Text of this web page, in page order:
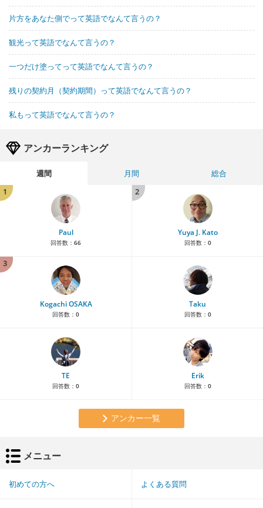
片方をあなた側でって英語でなんて言うの？
観光って英語でなんて言うの？
一つだけ塗ってって英語でなんて言うの？
残りの契約月（契約期間）って英語でなんて言うの？
私もって英語でなんて言うの？
アンカーランキング
週間 月間
総合
1
Paul
回答数： 66
2
Yuya J. Kato
回答数： 0
3
Kogachi OSAKA
回答数： 0
Taku
回答数： 0
TE
回答数： 0
Erik
回答数： 0
アンカー一覧
メニュー
初めての方へ よくある質問